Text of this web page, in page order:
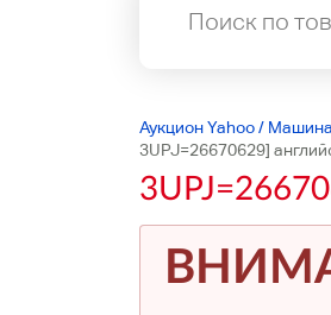
Аукцион Yahoo/
3UPJ=26670629]